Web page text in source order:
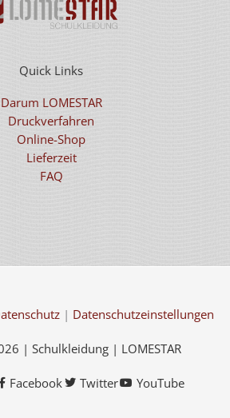
Quick Links
Darum LOMESTAR
Druckverfahren
Online-Shop
Lieferzeit
FAQ
| Datenschutzeinstellungen
| Schulkleidung | LOMESTAR
Facebook Twitter YouTube